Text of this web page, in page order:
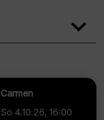
Carmen
So 4.10.26, 16:00